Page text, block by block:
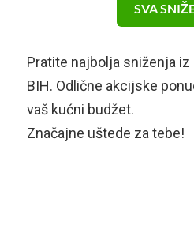
SVA
Pratite najbolja sniženja
BIH. Odlične akcijske
vaš kućni budžet.
Značajne uštede za tebe!